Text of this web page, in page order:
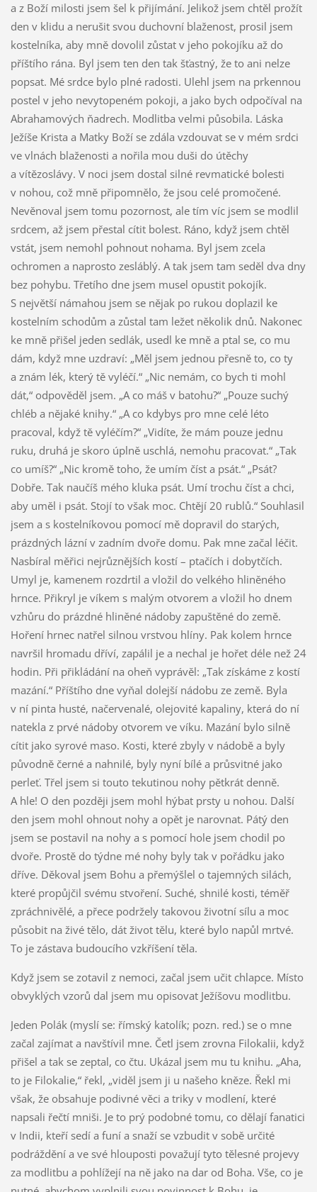
a z Boží milosti jsem šel k přijímání. Jelikož jsem chtěl prožít
den v klidu a nerušit svou duchovní blaženost, prosil jsem
kostelníka, aby mně dovolil zůstat v jeho pokojíku až do
příštího rána. Byl jsem ten den tak šťastný, že to ani nelze
popsat. Mé srdce bylo plné radosti. Ulehl jsem na prkennou
postel v jeho nevytopeném pokoji, a jako bych odpočíval na
Abrahamových ňadrech. Modlitba velmi působila. Láska
Ježíše Krista a Matky Boží se zdála vzdouvat se v mém srdci
ve vlnách blaženosti a nořila mou duši do útěchy
a vítězoslávy. V noci jsem dostal silné revmatické bolesti
v nohou, což mně připomnělo, že jsou celé promočené.
Nevěnoval jsem tomu pozornost, ale tím víc jsem se modlil
srdcem, až jsem přestal cítit bolest. Ráno, když jsem chtěl
vstát, jsem nemohl pohnout nohama. Byl jsem zcela
ochromen a naprosto zesláblý. A tak jsem tam seděl dva dny
bez pohybu. Třetího dne jsem musel opustit pokojík.
S největší námahou jsem se nějak po rukou doplazil ke
kostelním schodům a zůstal tam ležet několik dnů. Nakonec
ke mně přišel jeden sedlák, usedl ke mně a ptal se, co mu
dám, když mne uzdraví: „Měl jsem jednou přesně to, co ty
a znám lék, který tě vyléčí.“ „Nic nemám, co bych ti mohl
dát,“ odpověděl jsem. „A co máš v batohu?“ „Pouze suchý
chléb a nějaké knihy.“ „A co kdybys pro mne celé léto
pracoval, když tě vyléčím?“ „Vidíte, že mám pouze jednu
ruku, druhá je skoro úplně uschlá, nemohu pracovat.“ „Tak
co umíš?“ „Nic kromě toho, že umím číst a psát.“ „Psát?
Dobře. Tak naučíš mého kluka psát. Umí trochu číst a chci,
aby uměl i psát. Stojí to však moc. Chtějí 20 rublů.“ Souhlasil
jsem a s kostelníkovou pomocí mě dopravil do starých,
prázdných lázní v zadním dvoře domu. Pak mne začal léčit.
Nasbíral měřici nejrůznějších kostí – ptačích i dobytčích.
Umyl je, kamenem rozdrtil a vložil do velkého hliněného
hrnce. Přikryl je víkem s malým otvorem a vložil ho dnem
vzhůru do prázdné hliněné nádoby zapuštěné do země.
Hoření hrnec natřel silnou vrstvou hlíny. Pak kolem hrnce
navršil hromadu dříví, zapálil je a nechal je hořet déle než 24
hodin. Při přikládání na oheň vyprávěl: „Tak získáme z kostí
mazání.“ Příštího dne vyňal dolejší nádobu ze země. Byla
v ní pinta husté, načervenalé, olejovité kapaliny, která do ní
natekla z prvé nádoby otvorem ve víku. Mazání bylo silně
cítit jako syrové maso. Kosti, které zbyly v nádobě a byly
původně černé a nahnilé, byly nyní bílé a průsvitné jako
perleť. Třel jsem si touto tekutinou nohy pětkrát denně.
A hle! O den později jsem mohl hýbat prsty u nohou. Další
den jsem mohl ohnout nohy a opět je narovnat. Pátý den
jsem se postavil na nohy a s pomocí hole jsem chodil po
dvoře. Prostě do týdne mé nohy byly tak v pořádku jako
dříve. Děkoval jsem Bohu a přemýšlel o tajemných silách,
které propůjčil svému stvoření. Suché, shnilé kosti, téměř
zpráchnivělé, a přece podržely takovou životní sílu a moc
působit na živé tělo, dát život tělu, které bylo napůl mrtvé.
To je zástava budoucího vzkříšení těla.
Když jsem se zotavil z nemoci, začal jsem učit chlapce. Místo
obvyklých vzorů dal jsem mu opisovat Ježíšovu modlitbu.
Jeden Polák (myslí se: římský katolík; pozn. red.) se o mne
začal zajímat a navštívil mne. Četl jsem zrovna Filokalii, když
přišel a tak se zeptal, co čtu. Ukázal jsem mu tu knihu. „Aha,
to je Filokalie,“ řekl, „viděl jsem ji u našeho kněze. Řekl mi
však, že obsahuje podivné věci a triky v modlení, které
napsali řečtí mniši. Je to prý podobné tomu, co dělají fanatici
v Indii, kteří sedí a funí a snaží se vzbudit v sobě určité
podráždění a ve své hlouposti považují tyto tělesné projevy
za modlitbu a pohlížejí na ně jako na dar od Boha. Vše, co je